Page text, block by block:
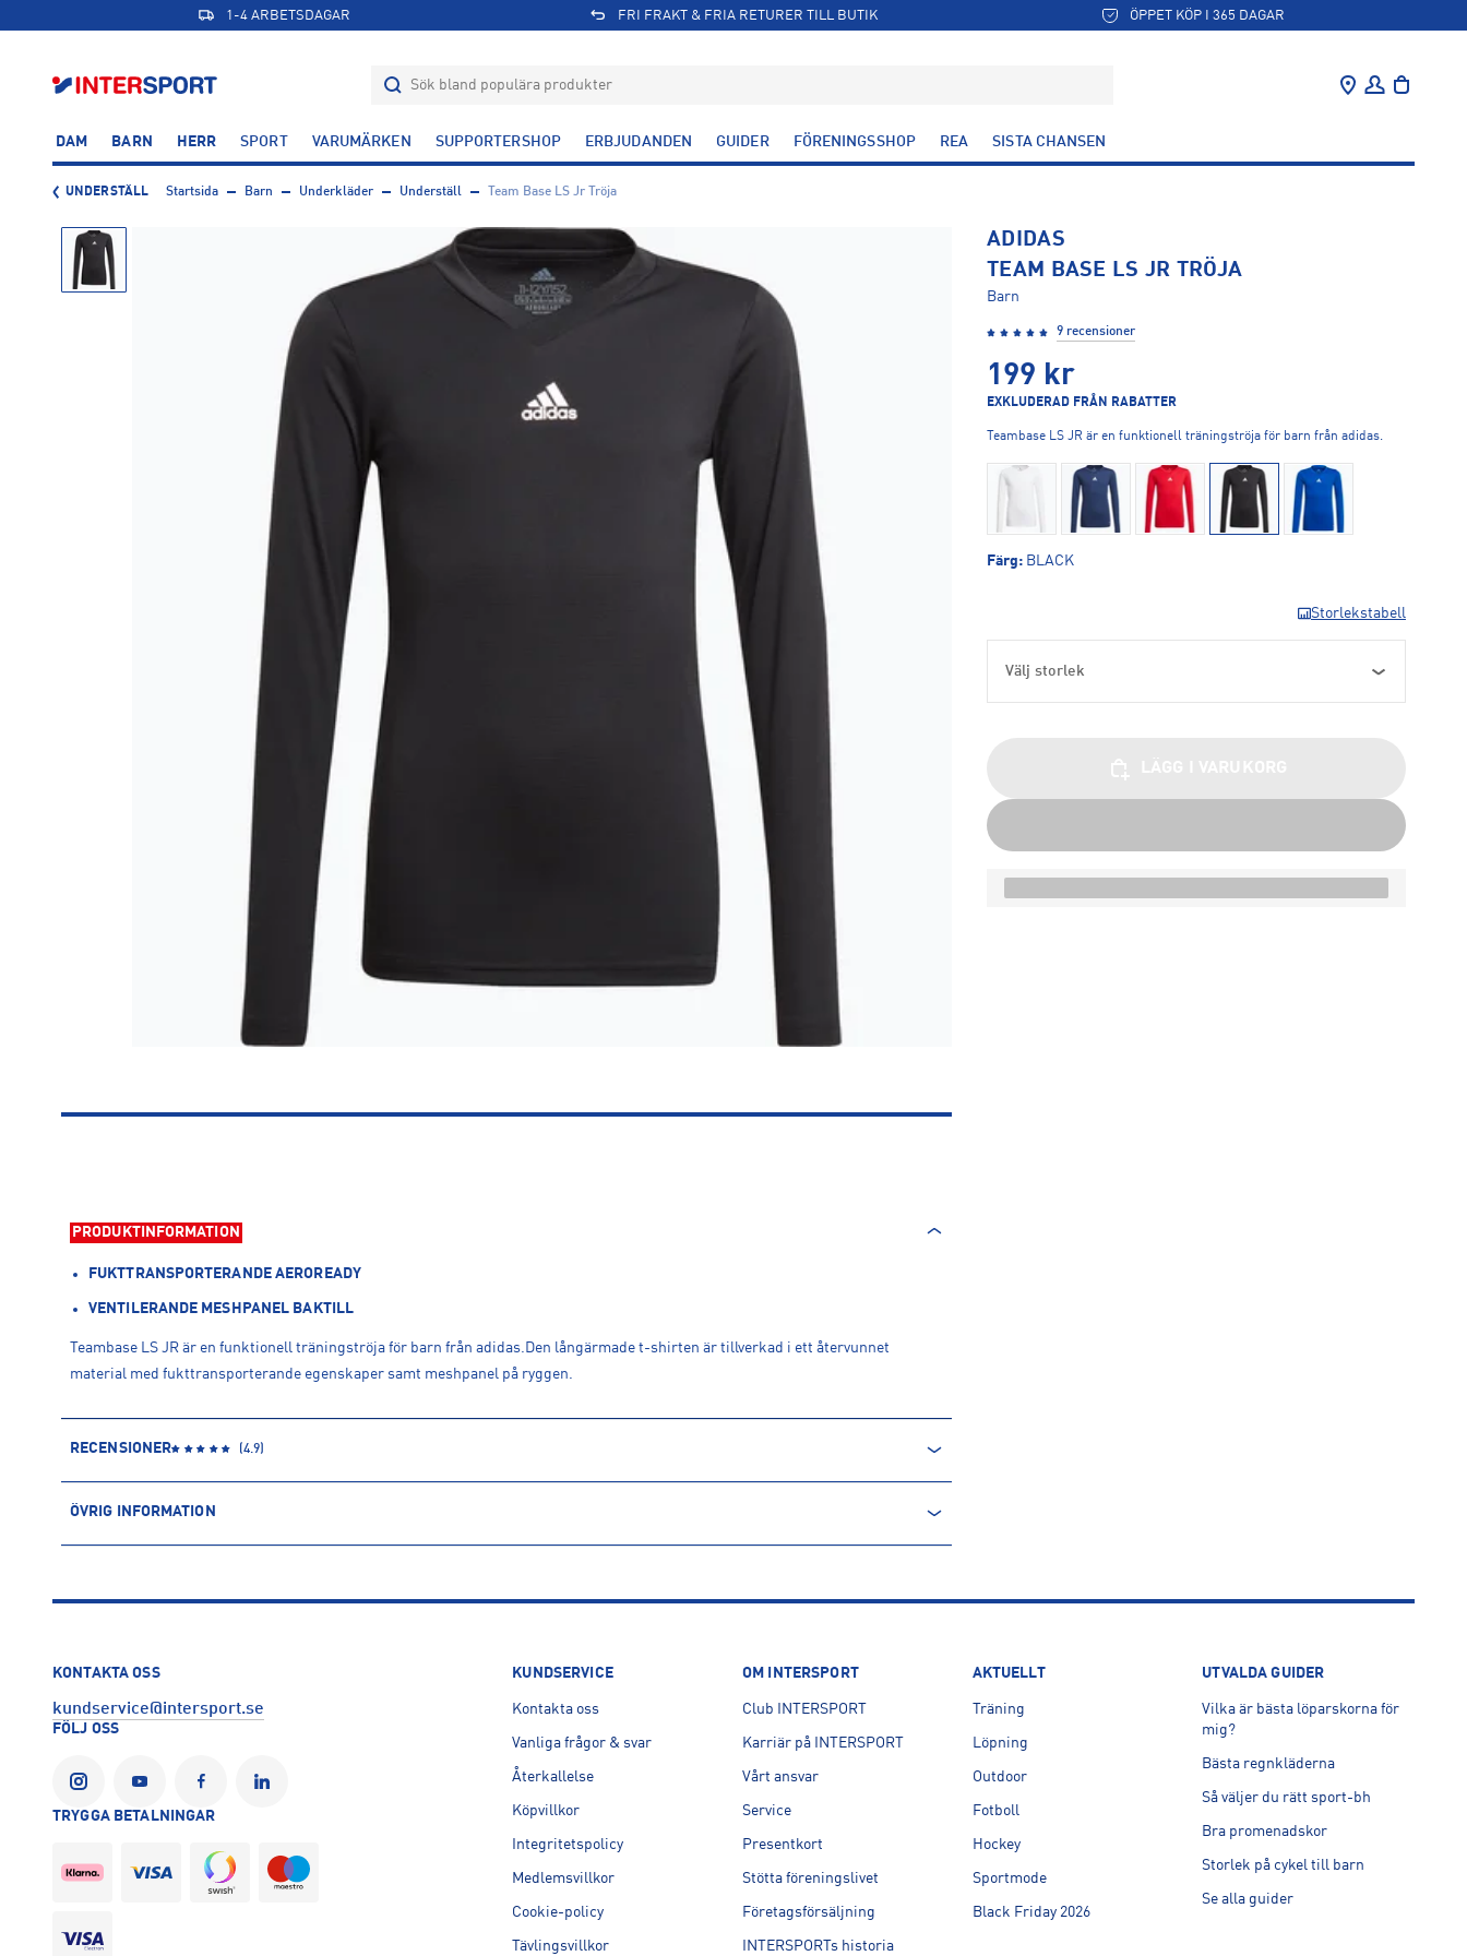
1-4 ARBETSDAGAR FRI FRAKT & FRIA RETURER TILL BUTIK ÖPPET KÖP I 365 DAGAR
DAM BARN HERR SPORT VARUMÄRKEN SUPPORTERSHOP ERBJUDANDEN GUIDER FÖRENINGSSHOP REA SISTA CHANSEN
UNDERSTÄLL Startsida Barn Underkläder Underställ Team Base LS Jr Tröja
ADIDAS
TEAM BASE LS JR TRÖJA
Barn
9 recensioner
199 kr
EXKLUDERAD FRÅN RABATTER
Teambase LS JR är en funktionell träningströja för barn från adidas.
Färg: BLACK
Storlekstabell
Välj storlek
PRODUKTINFORMATION
FUKTTRANSPORTERANDE AEROREADY
VENTILERANDE MESHPANEL BAKTILL
Teambase LS JR är en funktionell träningströja för barn från adidas.Den långärmade t-shirten är tillverkad i ett återvunnet
material med fukttransporterande egenskaper samt meshpanel på ryggen.
RECENSIONER (4.9)
ÖVRIG INFORMATION
Leverantörens produktnummer: GN5710
Tillverkare:Adidas Sverige AB
Kontakt tillverkare: https://www.adidas.se/
KONTAKTA OSS
kundservice@intersport.se
FÖLJ OSS
TRYGGA BETALNINGAR
KUNDSERVICE
Kontakta oss
Vanliga frågor & svar
Återkallelse
Köpvillkor
Integritetspolicy
Medlemsvillkor
Cookie-policy
Tävlingsvillkor
OM INTERSPORT
Club INTERSPORT
Karriär på INTERSPORT
Vårt ansvar
Service
Presentkort
Stötta föreningslivet
Företagsförsäljning
INTERSPORTs historia
AKTUELLT
Träning
Löpning
Outdoor
Fotboll
Hockey
Sportmode
Black Friday 2026
UTVALDA GUIDER
Vilka är bästa löparskorna för
mig?
Bästa regnkläderna
Så väljer du rätt sport-bh
Bra promenadskor
Storlek på cykel till barn
Se alla guider